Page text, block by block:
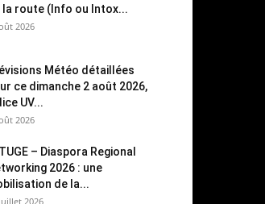
la route (Info ou Intox...
2026
Météo détaillées
ce dimanche 2 août 2026,
UV...
2026
– Diaspora Regional
2026 : une
de la...
2026